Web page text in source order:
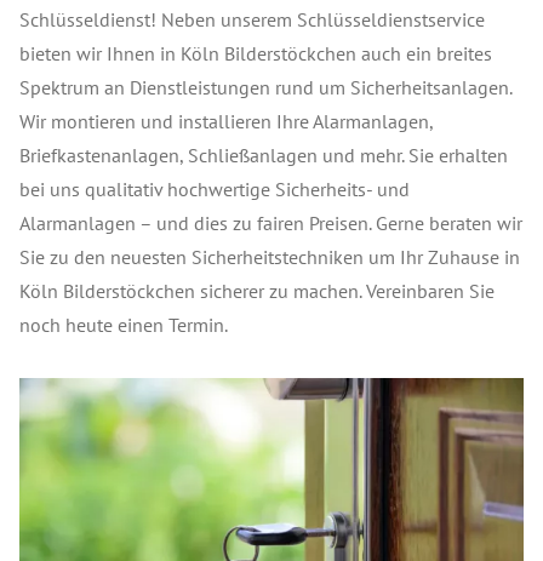
Schlüsseldienst! Neben unserem Schlüsseldienstservice
bieten wir Ihnen in Köln Bilderstöckchen auch ein breites
Spektrum an Dienstleistungen rund um Sicherheitsanlagen.
Wir montieren und installieren Ihre Alarmanlagen,
Briefkastenanlagen, Schließanlagen und mehr. Sie erhalten
bei uns qualitativ hochwertige Sicherheits- und
Alarmanlagen – und dies zu fairen Preisen. Gerne beraten wir
Sie zu den neuesten Sicherheitstechniken um Ihr Zuhause in
Köln Bilderstöckchen sicherer zu machen. Vereinbaren Sie
noch heute einen Termin.